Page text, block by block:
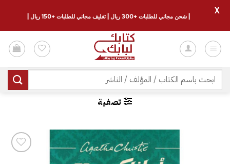
للمحتوى
البحث
عن:
تصفية
| شحن مجاني للطلبات +300 ريال | تغليف مجاني للطلبات +150 ريال |
X